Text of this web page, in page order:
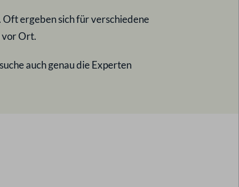
ergeben sich für verschiedene
vor Ort.
auch genau die Experten